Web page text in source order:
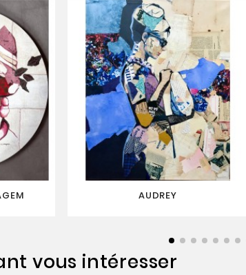
AUDREY
vous intéresser